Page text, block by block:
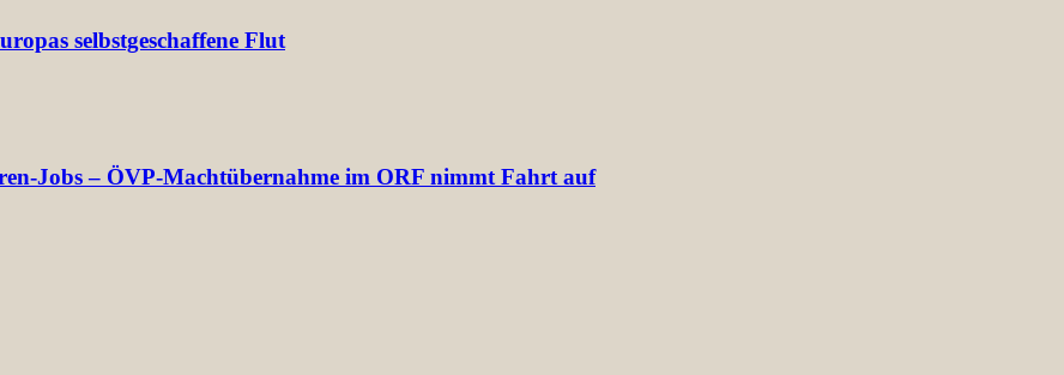
selbstgeschaffene Flut
Jobs – ÖVP-Machtübernahme im ORF nimmt Fahrt auf